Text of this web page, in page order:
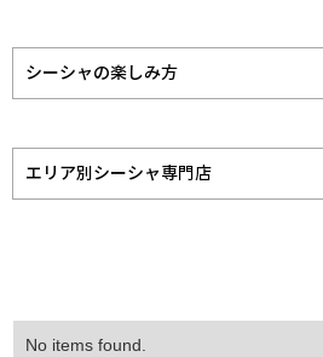
シーシャの楽しみ方
エリア別シーシャ専門店
No items found.